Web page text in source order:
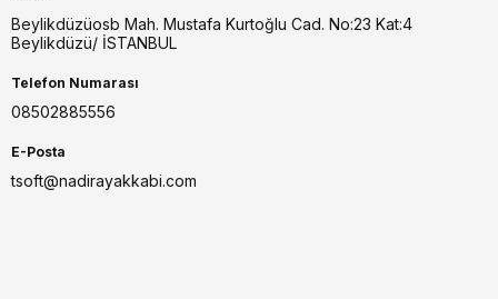
Beylikdüzüosb Mah. Mustafa Kurtoğlu Cad. No:23 Kat:4
Beylikdüzü/ İSTANBUL
Telefon Numarası
08502885556
E-Posta
tsoft@nadirayakkabi.com